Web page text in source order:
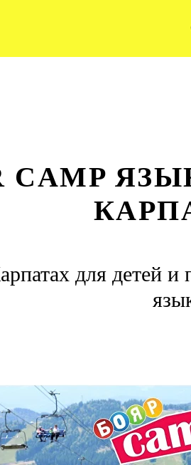
CAMP
для детей и